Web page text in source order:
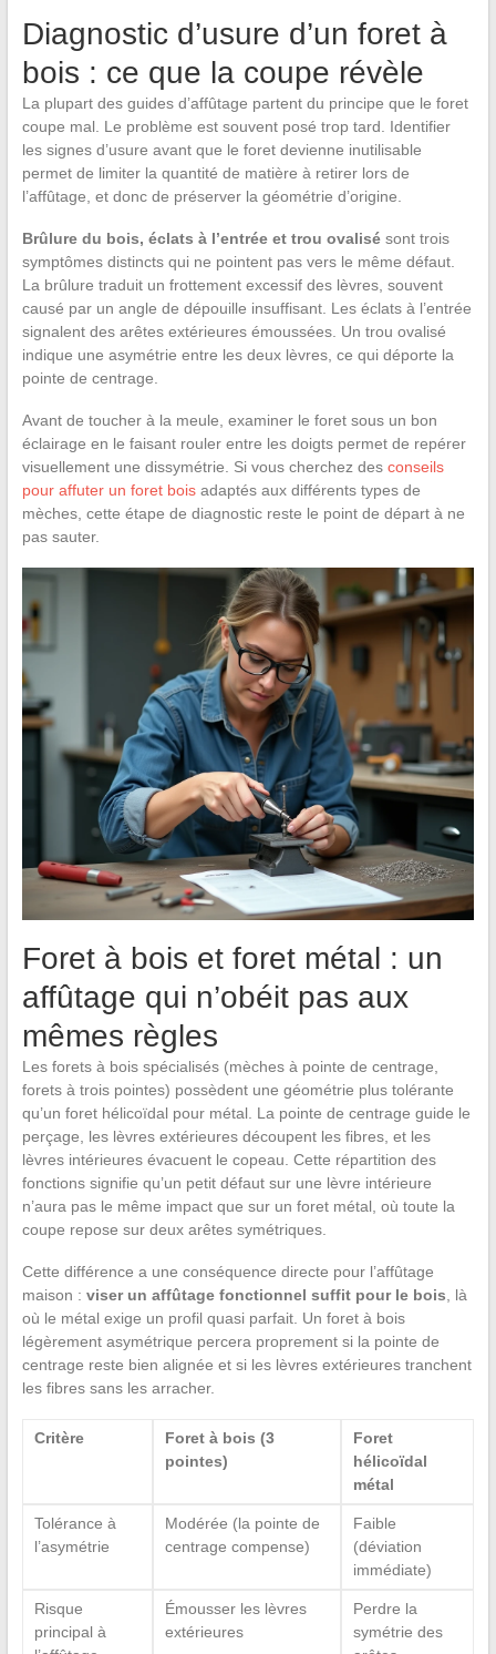
Diagnostic d’usure d’un foret à
bois : ce que la coupe révèle
La plupart des guides d’affûtage partent du principe que le foret
coupe mal. Le problème est souvent posé trop tard. Identifier
les signes d’usure avant que le foret devienne inutilisable
permet de limiter la quantité de matière à retirer lors de
l’affûtage, et donc de préserver la géométrie d’origine.
Brûlure du bois, éclats à l’entrée et trou ovalisésont trois
symptômes distincts qui ne pointent pas vers le même défaut.
La brûlure traduit un frottement excessif des lèvres, souvent
causé par un angle de dépouille insuffisant. Les éclats à l’entrée
signalent des arêtes extérieures émoussées. Un trou ovalisé
indique une asymétrie entre les deux lèvres, ce qui déporte la
pointe de centrage.
Avant de toucher à la meule, examiner le foret sous un bon
éclairage en le faisant rouler entre les doigts permet de repérer
visuellement une dissymétrie. Si vous cherchez des conseils
pour affuter un foret boisadaptés aux différents types de
mèches, cette étape de diagnostic reste le point de départ à ne
pas sauter.
Foret à bois et foret métal : un
affûtage qui n’obéit pas aux
mêmes règles
Les forets à bois spécialisés (mèches à pointe de centrage,
forets à trois pointes) possèdent une géométrie plus tolérante
qu’un foret hélicoïdal pour métal. La pointe de centrage guide le
perçage, les lèvres extérieures découpent les fibres, et les
lèvres intérieures évacuent le copeau. Cette répartition des
fonctions signifie qu’un petit défaut sur une lèvre intérieure
n’aura pas le même impact que sur un foret métal, où toute la
coupe repose sur deux arêtes symétriques.
Cette différence a une conséquence directe pour l’affûtage
maison : viser un affûtage fonctionnel suffit pour le bois , là
où le métal exige un profil quasi parfait. Un foret à bois
légèrement asymétrique percera proprement si la pointe de
centrage reste bien alignée et si les lèvres extérieures tranchent
les fibres sans les arracher.
Critère
Foret à bois (3
pointes)
Foret
hélicoïdal
métal
Tolérance à
l’asymétrie
Modérée (la pointe de
centrage compense)
Faible
(déviation
immédiate)
Risque
principal à
Émousser les lèvres
extérieures
Perdre la
symétrie des